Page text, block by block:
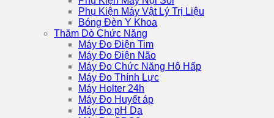
Phụ Kiện Máy Vật Lý Trị Liệu
Bóng Đèn Y Khoa
Thăm Dò Chức Năng
Máy Đo Điện Tim
Máy Đo Điện Não
Máy Đo Chức Năng Hô Hấp
Máy Đo Thính Lực
Máy Holter 24h
Máy Đo Huyết áp
Máy Đo pH Da